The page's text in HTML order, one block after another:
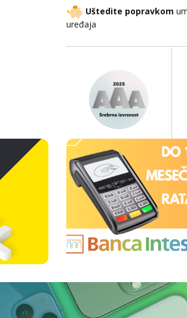
Uštedite popravkom
uređaja